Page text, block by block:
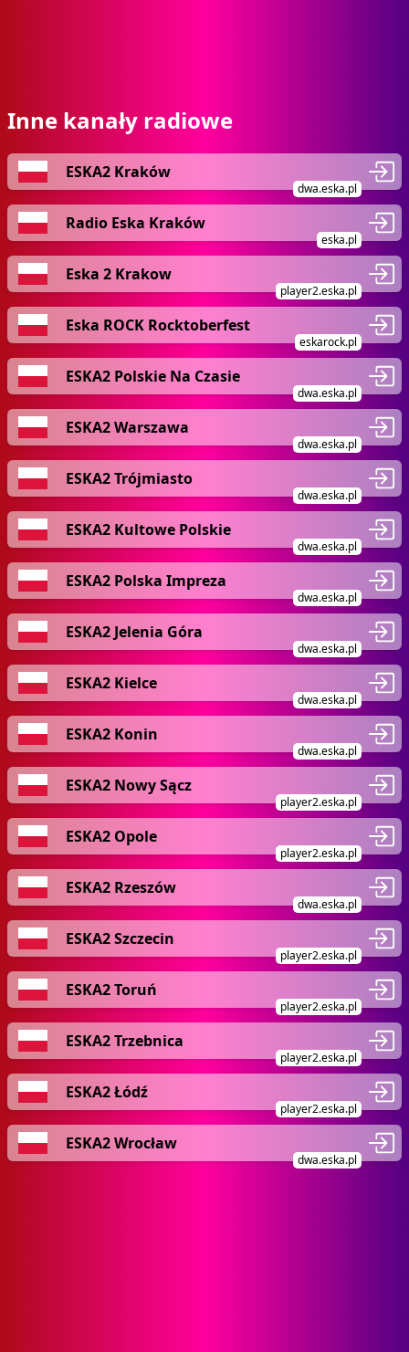
Inne kanały radiowe
ESKA2 Kraków
dwa.eska.pl
Radio Eska Kraków
eska.pl
Eska 2 Krakow
player2.eska.pl
Eska ROCK Rocktoberfest
eskarock.pl
ESKA2 Polskie Na Czasie
dwa.eska.pl
ESKA2 Warszawa
dwa.eska.pl
ESKA2 Trójmiasto
dwa.eska.pl
ESKA2 Kultowe Polskie
dwa.eska.pl
ESKA2 Polska Impreza
dwa.eska.pl
ESKA2 Jelenia Góra
dwa.eska.pl
ESKA2 Kielce
dwa.eska.pl
ESKA2 Konin
dwa.eska.pl
ESKA2 Nowy Sącz
player2.eska.pl
ESKA2 Opole
player2.eska.pl
ESKA2 Rzeszów
dwa.eska.pl
ESKA2 Szczecin
player2.eska.pl
ESKA2 Toruń
player2.eska.pl
ESKA2 Trzebnica
player2.eska.pl
ESKA2 Łódź
player2.eska.pl
ESKA2 Wrocław
dwa.eska.pl